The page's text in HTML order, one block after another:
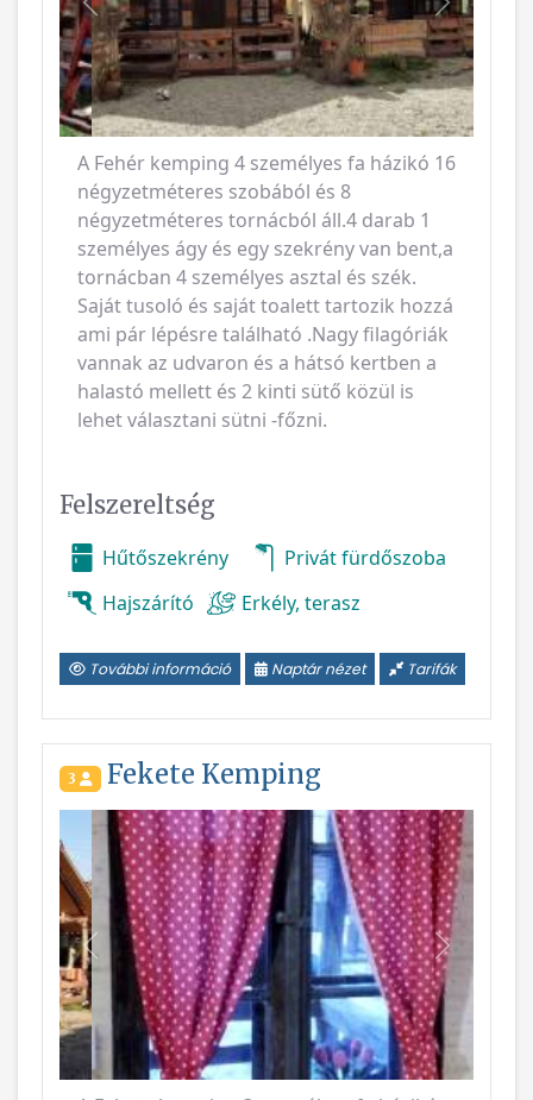
Vissza
A Fehér kemping 4 személyes fa házikó 16
négyzetméteres szobából és 8
négyzetméteres tornácból áll.4 darab 1
személyes ágy és egy szekrény van bent,a
tornácban 4 személyes asztal és szék.
Saját tusoló és saját toalett tartozik hozzá
ami pár lépésre található .Nagy filagóriák
vannak az udvaron és a hátsó kertben a
halastó mellett és 2 kinti sütő közül is
lehet választani sütni -főzni.
Felszereltség
Hűtőszekrény
Privát fürdőszoba
Hajszárító
Erkély, terasz
További információ Naptár nézet Tarifák
3 Fekete Kemping
Vissza